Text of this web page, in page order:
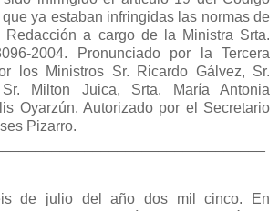
de julio del año dos mil cinco. En